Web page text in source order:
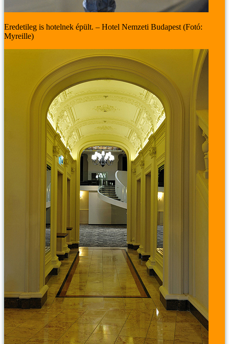
Eredetileg is hotelnek épült. – Hotel Nemzeti Budapest (Fotó:
Myreille)